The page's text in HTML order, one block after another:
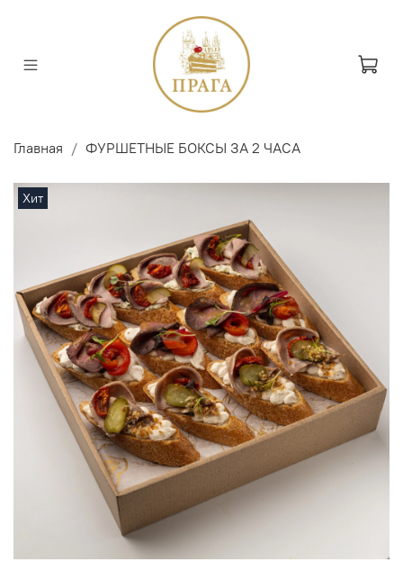
Главная ФУРШЕТНЫЕ БОКСЫ ЗА 2 ЧАСА
Хит